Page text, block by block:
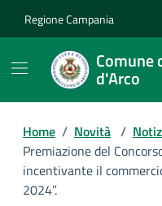
Regione Campania
Comune
d'Arco
Home / Novità /
Premiazione del
incentivante il
2024”.